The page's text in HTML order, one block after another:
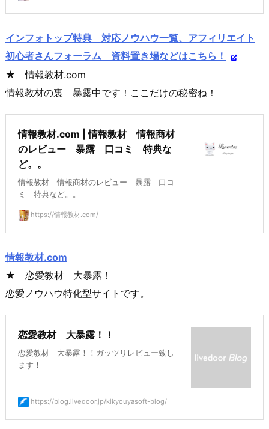
インフォトップ特典 対応ノウハウ一覧、アフィリエイト
初心者さんフォーラム 資料置き場などはこちら！
★ 情報教材.com
情報教材の裏 暴露中です！ここだけの秘密ね！
情報教材.com | 情報教材 情報商材
のレビュー 暴露 口コミ 特典な
ど。。
情報教材 情報商材のレビュー 暴露 口コ
ミ 特典など。。
https://情報教材.com/
情報教材.com
★ 恋愛教材 大暴露！
恋愛ノウハウ特化型サイトです。
恋愛教材 大暴露！！
恋愛教材 大暴露！！ガッツリレビュー致し
ます！
https://blog.livedoor.jp/kikyouyasoft-blog/